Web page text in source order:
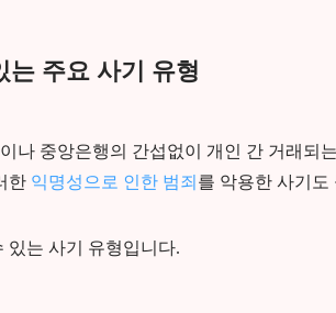
는 주요 사기 유형
나 중앙은행의 간섭없이 개인 간 거래되
한 익명성으로 인한 범죄 를 악용한 사기도
있는 사기 유형입니다.